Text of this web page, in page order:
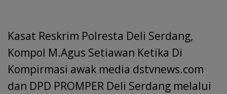
Kasat Reskrim Polresta Deli Serdang,
Kompol M.Agus Setiawan Ketika Di
Kompirmasi awak media dstvnews.com
dan DPD PROMPER Deli Serdang melalui